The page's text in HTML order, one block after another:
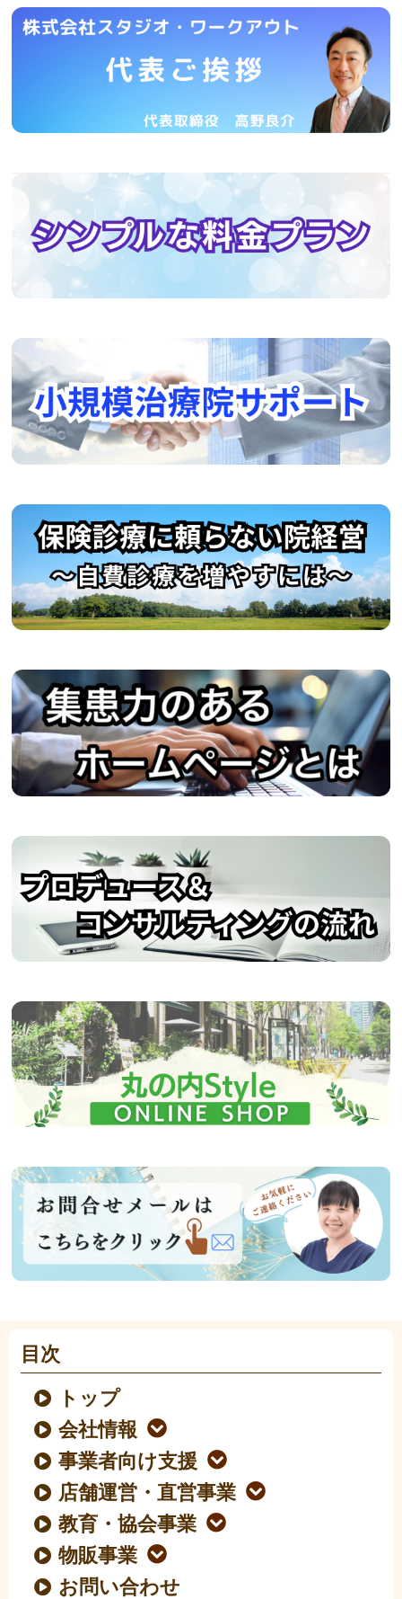
目次
トップ
会社情報
事業者向け支援
店舗運営・直営事業
教育・協会事業
物販事業
お問い合わせ